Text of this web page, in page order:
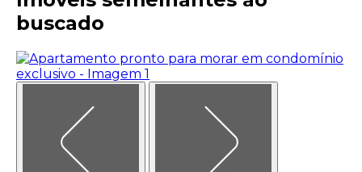
buscado